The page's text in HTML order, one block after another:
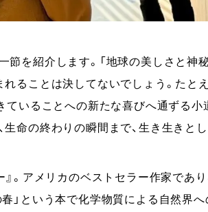
を紹介します。「地球の美しさと神
れることは決してないでしょう。た
ていることへの新たな喜びへ通ずる
命の終わりの瞬間まで、生き生きと
』。アメリカのベストセラー作家であ
」という本で化学物質による自然界